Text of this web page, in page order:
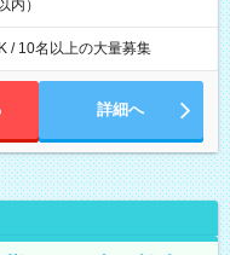
内）
/ 10名以上の大量募集
詳細へ